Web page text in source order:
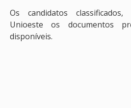
Os candidatos
Unioeste os documentos
disponíveis.